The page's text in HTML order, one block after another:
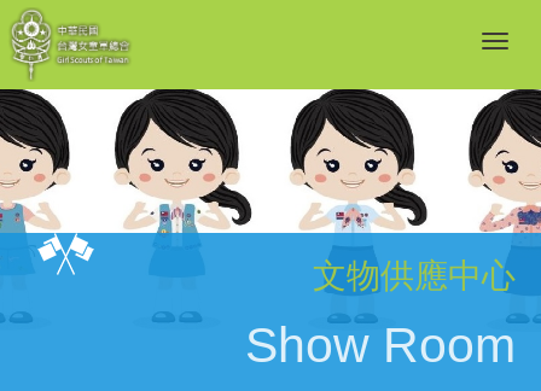
文物供應中心
Show Room